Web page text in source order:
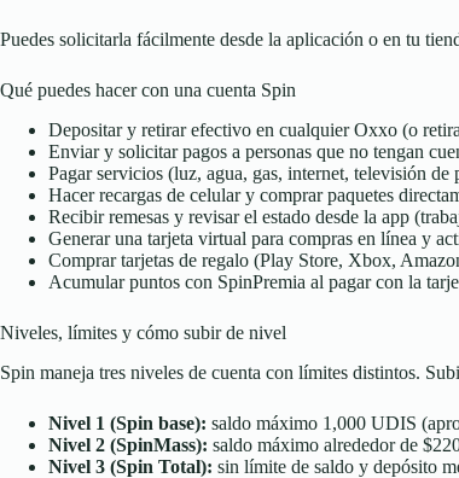
Puedes solicitarla fácilmente desde la aplicación o en tu
Qué puedes hacer con una cuenta Spin
Depositar y retirar efectivo en cualquier Oxxo (o
Enviar y solicitar pagos a personas que no tengan
Pagar servicios (luz, agua, gas, internet, televisión de
Hacer recargas de celular y comprar paquetes
Recibir remesas y revisar el estado desde la app
Generar una tarjeta virtual para compras en línea y
Comprar tarjetas de regalo (Play Store, Xbox,
Acumular puntos con SpinPremia al pagar con la
Niveles, límites y cómo subir de nivel
Spin maneja tres niveles de cuenta con límites distintos.
Nivel 1 (Spin base): saldo máximo 1,000 UDIS
Nivel 2 (SpinMass): saldo máximo alrededor de
Nivel 3 (Spin Total): sin límite de saldo y depósito